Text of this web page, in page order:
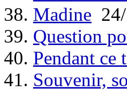
38. Madine
39. Question
40. Pendant ce
41. Souvenir,